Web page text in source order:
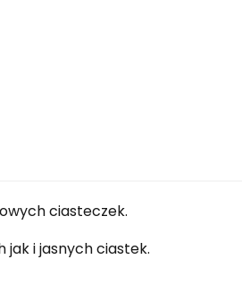
ciasteczek.
jak i jasnych ciastek.